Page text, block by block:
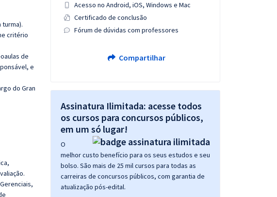
turma).
critério
de
e
do Gran
Acesso no Android, iOS, Windows e Mac
Certificado de conclusão
Fórum de dúvidas com professores
Compartilhar
Assinatura Ilimitada: acesse todos
os cursos para concursos públicos,
em um só lugar!
O
melhor custo benefício para os seus estudos e seu
bolso. São mais de 25 mil cursos para todas as
carreiras de concursos públicos, com garantia de
atualização pós-edital.